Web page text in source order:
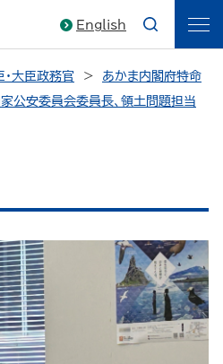
English
・大臣政務官
あかま内閣府特命
家公安委員会委員長、領土問題担当